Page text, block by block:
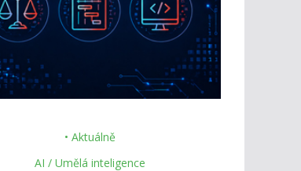
• Aktuálně
AI / Umělá inteligence